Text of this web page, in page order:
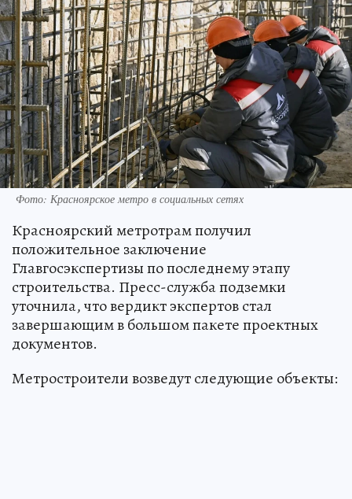
Фото: Красноярское метро в социальных сетях
Красноярский метротрам получил
положительное заключение
Главгосэкспертизы по последнему этапу
строительства. Пресс-служба подземки
уточнила, что вердикт экспертов стал
завершающим в большом пакете проектных
документов.
Метростроители возведут следующие объекты: